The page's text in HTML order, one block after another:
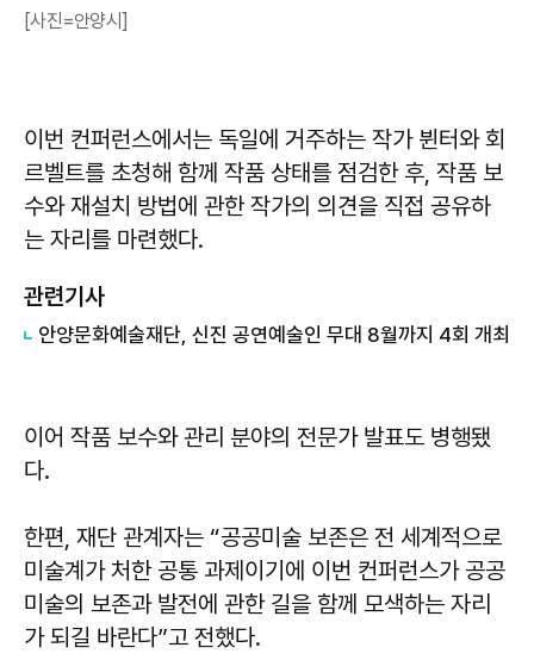
[사진=안양시]
이번 컨퍼런스에서는 독일에 거주하는 작가 뷘터와 회
르벨트를 초청해 함께 작품 상태를 점검한 후, 작품 보
수와 재설치 방법에 관한 작가의 의견을 직접 공유하
는 자리를 마련했다.
관련기사
안양문화예술재단, 신진 공연예술인 무대 8월까지 4회 개최
이어 작품 보수와 관리 분야의 전문가 발표도 병행됐
다.
한편, 재단 관계자는 “공공미술 보존은 전 세계적으로
미술계가 처한 공통 과제이기에 이번 컨퍼런스가 공공
미술의 보존과 발전에 관한 길을 함께 모색하는 자리
가 되길 바란다”고 전했다.